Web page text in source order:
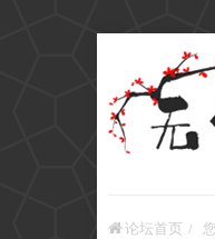
论坛首页